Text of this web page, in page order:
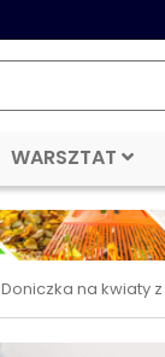
WARSZTAT
Doniczka na kwiaty